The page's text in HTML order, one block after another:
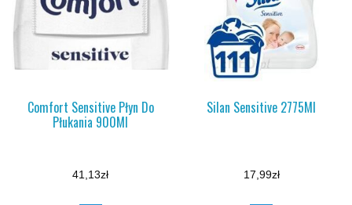
Comfort Sensitive Płyn Do
Płukania 900Ml
41,13zł
Silan Sensitive 2775Ml
17,99zł